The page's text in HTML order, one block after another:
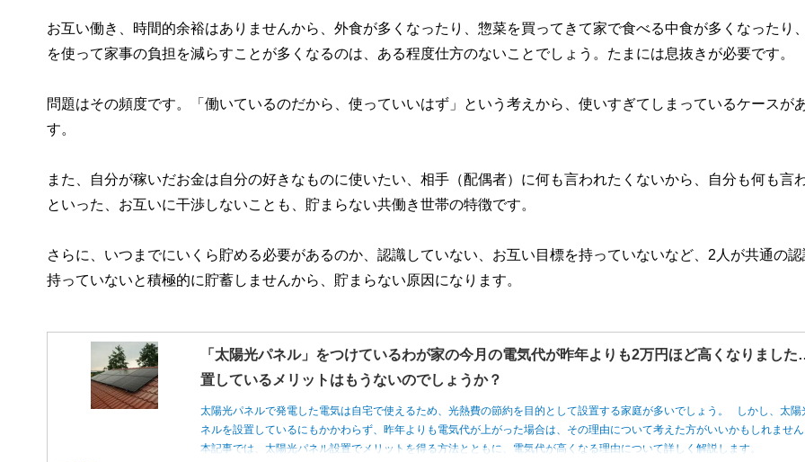
お互い働き、時間的余裕はありませんから、外食が多くなったり、惣菜を買ってきて家で食べる中食が多くなったり
を使って家事の負担を減らすことが多くなるのは、ある程度仕方のないことでしょう。たまには息抜きが必要です。
問題はその頻度です。「働いているのだから、使っていいはず」という考えから、使いすぎてしまっているケースが
す。
また、自分が稼いだお金は自分の好きなものに使いたい、相手（配偶者）に何も言われたくないから、自分も何も言
といった、お互いに干渉しないことも、貯まらない共働き世帯の特徴です。
さらに、いつまでにいくら貯める必要があるのか、認識していない、お互い目標を持っていないなど、2人が共通の認
持っていないと積極的に貯蓄しませんから、貯まらない原因になります。
「太陽光パネル」をつけているわが家の今月の電気代が昨年よりも2万円ほど高くなりまし
置しているメリットはもうないのでしょうか？
太陽光パネルで発電した電気は自宅で使えるため、光熱費の節約を目的として設置する家庭が多いでしょう。 しかし、太陽
ネルを設置しているにもかかわらず、昨年よりも電気代が上がった場合は、その理由について考えた方がいいかもしれませ
本記事では、太陽光パネル設置でメリットを得る方法とともに、電気代が高くなる理由について詳しく解説します。